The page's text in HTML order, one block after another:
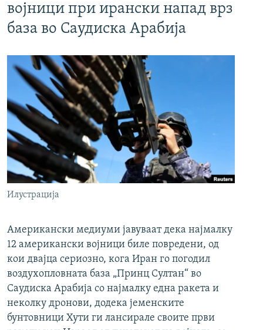
војници при ирански напад врз
база во Саудиска Арабија
Илустрација
Американски медиуми јавуваат дека најмалку
12 американски војници биле повредени, од
кои двајца сериозно, кога Иран го погодил
воздухопловната база „Принц Султан“ во
Саудиска Арабија со најмалку една ракета и
неколку дронови, додека јеменските
бунтовници Хути ги лансирале своите први